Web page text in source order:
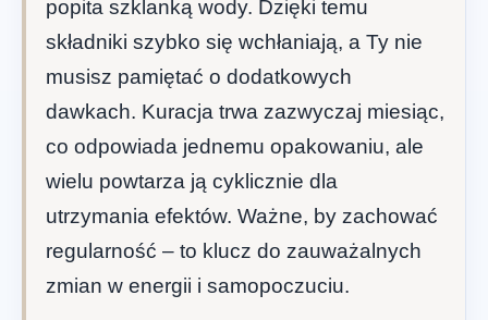
popita szklanką wody. Dzięki temu
składniki szybko się wchłaniają, a Ty nie
musisz pamiętać o dodatkowych
dawkach. Kuracja trwa zazwyczaj miesiąc,
co odpowiada jednemu opakowaniu, ale
wielu powtarza ją cyklicznie dla
utrzymania efektów. Ważne, by zachować
regularność – to klucz do zauważalnych
zmian w energii i samopoczuciu.